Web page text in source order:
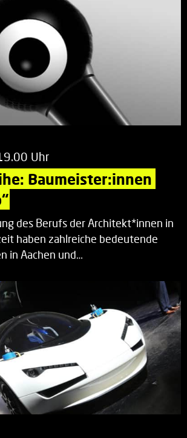
Uhr
Baumeister:innen
des Berufs der Architekt*innen in
haben zahlreiche bedeutende
in Aachen und…